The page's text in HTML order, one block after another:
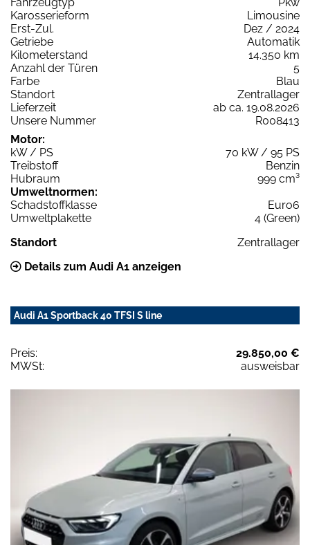
Karosserieform
Limousine
Erst-Zul.
Dez / 2024
Getriebe
Automatik
Kilometerstand
14.350 km
Anzahl der Türen
5
Farbe
Blau
Standort
Zentrallager
Lieferzeit
ab ca. 19.08.2026
Unsere Nummer
R008413
Motor:
kW / PS
70 kW / 95 PS
Treibstoff
Benzin
Hubraum
999 cm³
Umweltnormen:
Schadstoffklasse
Euro6
Umweltplakette
4 (Green)
Standort
Zentrallager
Details zum Audi A1 anzeigen
Audi A1 Sportback 40 TFSI S line
Preis:
29.850,00 €
MWSt:
ausweisbar